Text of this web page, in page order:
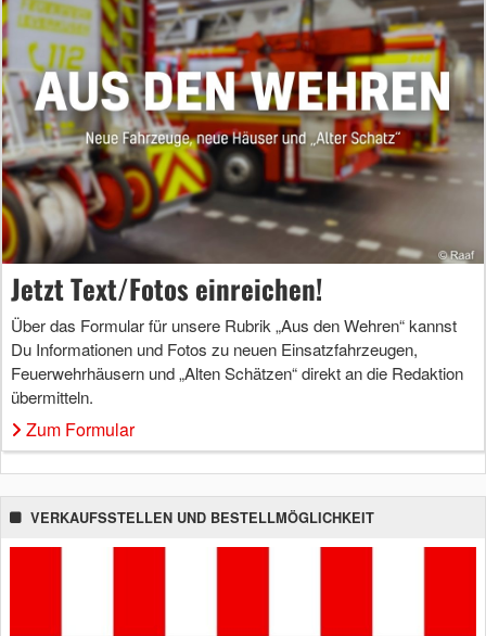
Jetzt Text/Fotos einreichen!
Über das Formular für unsere Rubrik „Aus den Wehren“ kannst
Du Informationen und Fotos zu neuen Einsatzfahrzeugen,
Feuerwehrhäusern und „Alten Schätzen“ direkt an die Redaktion
übermitteln.
Zum Formular
VERKAUFSSTELLEN UND BESTELLMÖGLICHKEIT